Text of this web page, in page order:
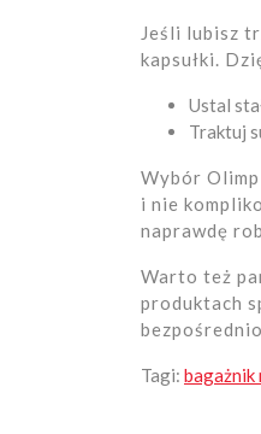
Jeśli lubisz
kapsułki.
Ustal
Traktuj
Wybór
i nie
naprawdę
Warto też
produktach
Tagi: bagażnik